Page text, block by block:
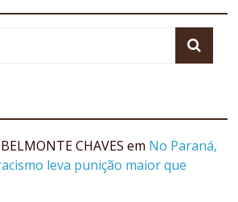
CHAVES em No Paraná,
leva punição maior que